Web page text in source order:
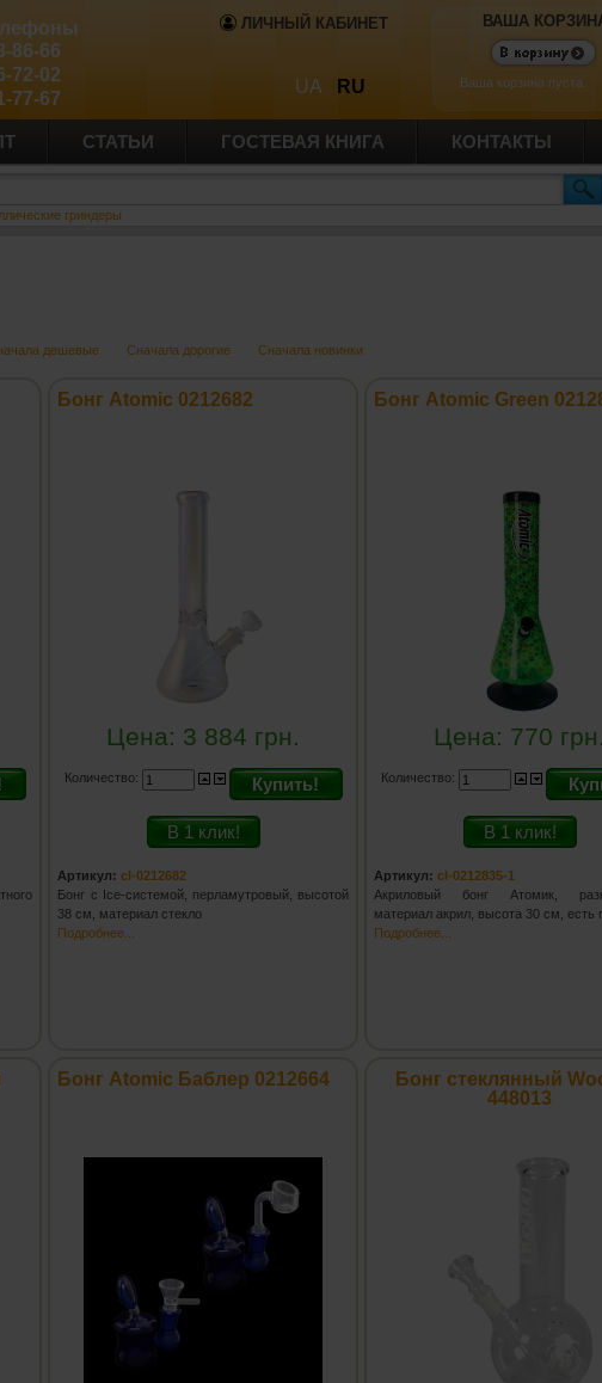
ЛИЧНЫЙ КАБИНЕТ
UA RU
86-66
72-02
77-67
ВАША
Ваша корзина пуста.
СТАТЬИ ГОСТЕВАЯ КНИГА КОНТАКТЫ
гриндеры
дешевые Сначала дорогие Сначала новинки
Бонг Atomic 0212682
Цена: 3 884 грн.
Количество: Купить!
В 1 клик!
Артикул:cl-0212682
Бонг с Ice-системой, перламутровый, высотой
38 см, материал стекло
Подробнее...
Бонг Atomic Green
Цена: 770 грн.
Количество:
В 1 клик!
Артикул:cl-0212835-1
Акриловый бонг Атомик,
материал акрил, высота 30 см, есть
Подробнее...
Бонг Atomic Баблер 0212664
Бонг стеклянный
448013